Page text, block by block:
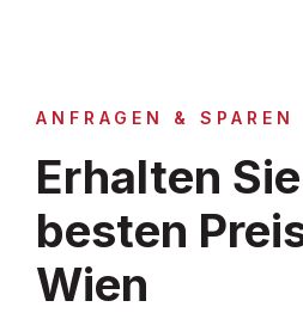
ANFRAGEN & SPAREN
Erhalten
besten
Wien